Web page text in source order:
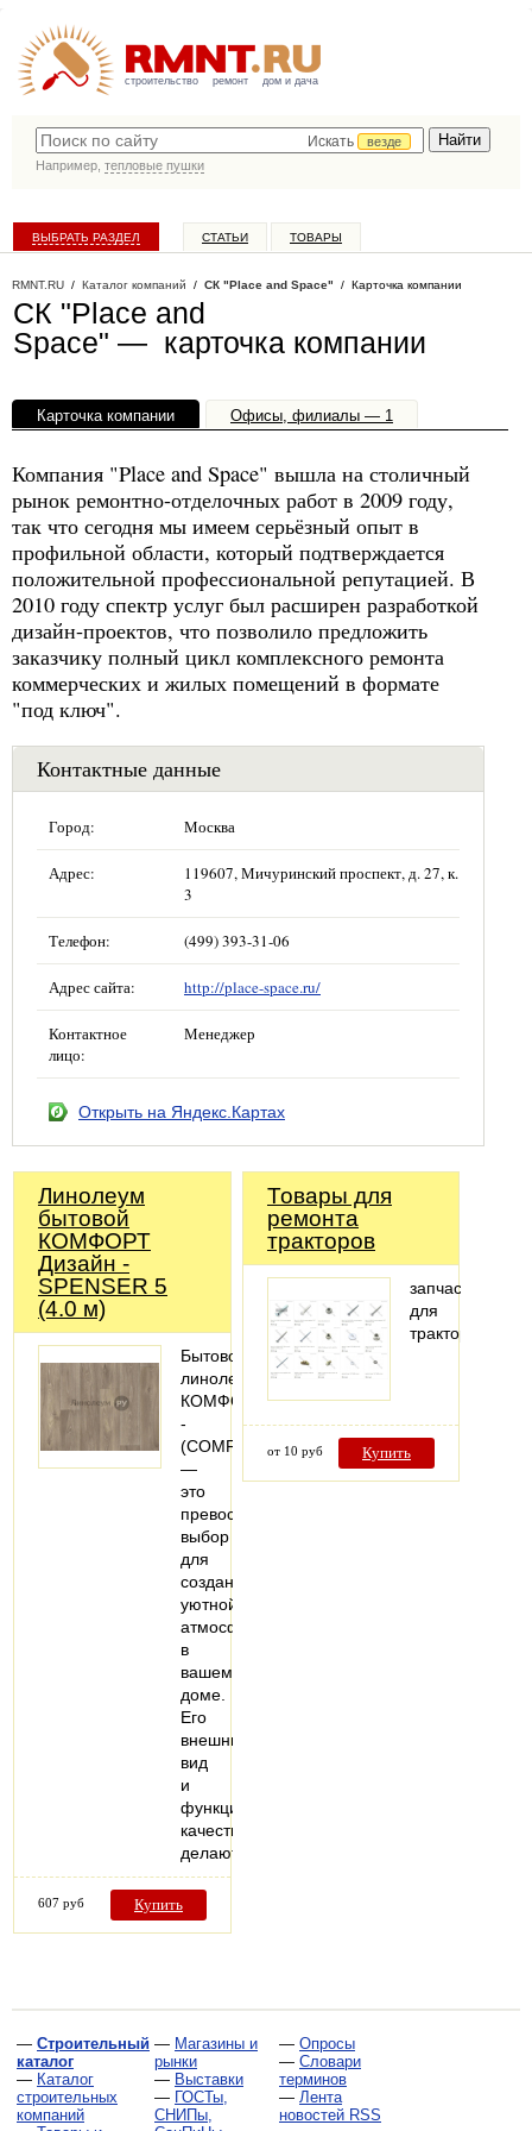
строительство ремонт дом и дача
Искать
везде
Например, тепловые пушки
ВЫБРАТЬ РАЗДЕЛ СТАТЬИ ТОВАРЫ
RMNT.RU / Каталог компаний / СК "Place and Space" / Карточка компании
СК "Place and
Space" — карточка компании
Карточка компании Офисы, филиалы — 1
Компания "Place and Space" вышла на столичный
рынок ремонтно-отделочных работ в 2009 году,
так что сегодня мы имеем серьёзный опыт в
профильной области, который подтверждается
положительной профессиональной репутацией. В
2010 году спектр услуг был расширен разработкой
дизайн-проектов, что позволило предложить
заказчику полный цикл комплексного ремонта
коммерческих и жилых помещений в формате
"под ключ".
Контактные данные
Город: Москва
Адрес:
119607, Мичуринский проспект, д. 27, к.
3
Телефон: (499) 393-31-06
Адрес сайта: http://place-space.ru/
Контактное
лицо:
Менеджер
Открыть на Яндекс.Картах
Линолеум
бытовой
КОМФОРТ
Дизайн -
SPENSER 5
(4.0 м)
Бытовой
линолеум
КОМФОРТ
-
(СOMFORT)
—
это
превосходный
выбор
для
создания
уютной
атмосферы
в
вашем
доме.
Его
внешний
вид
и
функциональные
качества
делают…
607 руб Купить
Товары для
ремонта
тракторов
запчасти
для
тракторов
от 10 руб Купить
— Строительный
каталог
— Каталог
строительных
компаний
— Магазины и
рынки
— Выставки
— ГОСТы,
СНИПы,
— Опросы
— Словари
терминов
— Лента
новостей RSS